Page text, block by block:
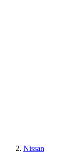
Nissan